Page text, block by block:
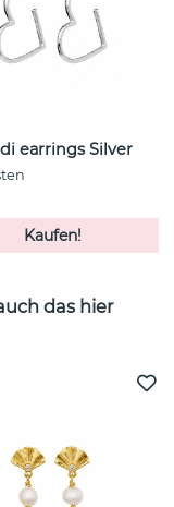
earrings Silver
Kaufen!
das hier